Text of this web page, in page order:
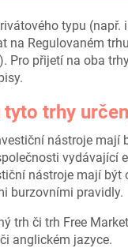
typu
na Regulovaném
Pro přijetí na oba
trhy
nástroje mají
vydávající
nástroje mají
burzovními pravidly.
trh či trh Free
anglickém jazyce.